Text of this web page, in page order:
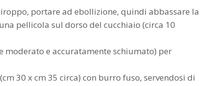
portare ad ebollizione, quindi abbassare la
pellicola sul dorso del cucchiaio (circa 10
e accuratamente schiumato) per
30 x cm 35 circa) con burro fuso, servendosi di